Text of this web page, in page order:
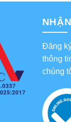
Đăng
thông
chúng